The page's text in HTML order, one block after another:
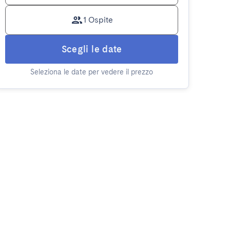
1 Ospite
Scegli le date
Seleziona le date per vedere il prezzo